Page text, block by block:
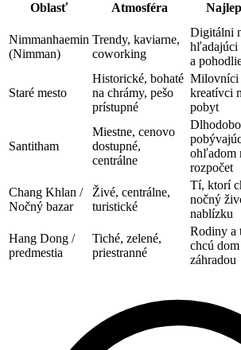
Oblasť Atmosféra
Nimmanhaemin
(Nimman)
Trendy, kaviarne,
coworking
Digitálni
hľadajúci
a
Staré mesto
Historické, bohaté
na chrámy, pešo
prístupné
Milovníci
kreatívci
pobyt
Santitham
Miestne, cenovo
dostupné,
centrálne
Dlhodobo
ohľadom
rozpočet
Chang Khlan /
Nočný bazar
Živé, centrálne,
turistické
Tí, ktorí
nočný
nablízku
Hang Dong /
predmestia
Tiché, zelené,
priestranné
Rodiny a
chcú
záhradou